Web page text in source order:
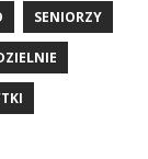
SENIORZY